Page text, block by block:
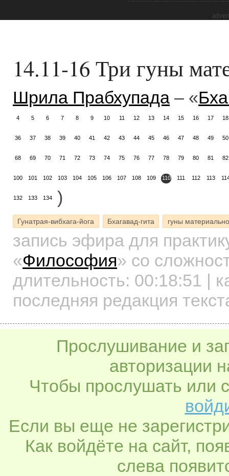
14.11-16 Три гуны
Шрила Прабхупада – «
4 5 6 7 8 9 10 11 12 13 14 15 16 17 18
36 37 38 39 40 41 42 43 44 45 46 47 48 49 50
68 69 70 71 72 73 74 75 76 77 78 79 80 81 82
100 101 102 103 104 105 106 107 108 109 110 111 112 113
132 133 134 )
Гунатрая-вибхага-йога Бхагавад-гита гуны
запись эфира для
«Философия» со
длительность: 00:18:51 |
последняя редакция
Прослушивание и
авторизации
Чтобы прослушать или
Если вы еще не
Как войдёте на сайт,
слева